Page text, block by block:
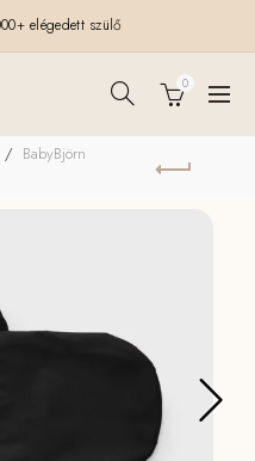
elégedett szülő
0
BabyBjörn